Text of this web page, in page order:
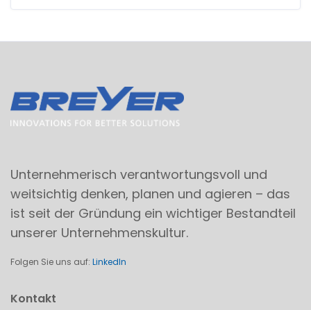
Unternehmerisch verantwortungsvoll und
weitsichtig denken, planen und agieren – das
ist seit der Gründung ein wichtiger Bestandteil
unserer Unternehmenskultur.
Folgen Sie uns auf: LinkedIn
Kontakt